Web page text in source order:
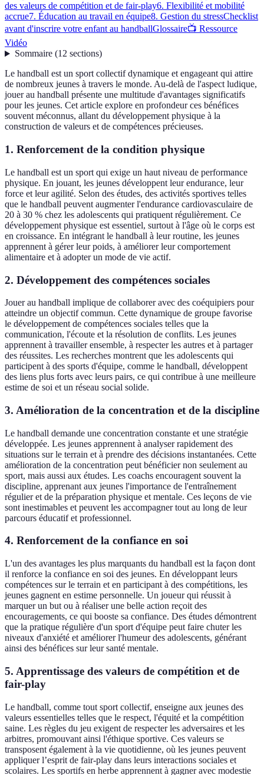
des valeurs de compétition et de fair-play6. Flexibilité et mobilité
accrue7. Éducation au travail en équipe8. Gestion du stressChecklist
avant d'inscrire votre enfant au handballGlossaire📺 Ressource
Vidéo
Sommaire(12 sections)
Le handball est un sport collectif dynamique et engageant qui attire
de nombreux jeunes à travers le monde. Au-delà de l'aspect ludique,
jouer au handball présente une multitude d'avantages significatifs
pour les jeunes. Cet article explore en profondeur ces bénéfices
souvent méconnus, allant du développement physique à la
construction de valeurs et de compétences précieuses.
1. Renforcement de la condition physique
Le handball est un sport qui exige un haut niveau de performance
physique. En jouant, les jeunes développent leur endurance, leur
force et leur agilité. Selon des études, des activités sportives telles
que le handball peuvent augmenter l'endurance cardiovasculaire de
20 à 30 % chez les adolescents qui pratiquent régulièrement. Ce
développement physique est essentiel, surtout à l'âge où le corps est
en croissance. En intégrant le handball à leur routine, les jeunes
apprennent à gérer leur poids, à améliorer leur comportement
alimentaire et à adopter un mode de vie actif.
2. Développement des compétences sociales
Jouer au handball implique de collaborer avec des coéquipiers pour
atteindre un objectif commun. Cette dynamique de groupe favorise
le développement de compétences sociales telles que la
communication, l'écoute et la résolution de conflits. Les jeunes
apprennent à travailler ensemble, à respecter les autres et à partager
des réussites. Les recherches montrent que les adolescents qui
participent à des sports d'équipe, comme le handball, développent
des liens plus forts avec leurs pairs, ce qui contribue à une meilleure
estime de soi et un réseau social solide.
3. Amélioration de la concentration et de la discipline
Le handball demande une concentration constante et une stratégie
développée. Les jeunes apprennent à analyser rapidement des
situations sur le terrain et à prendre des décisions instantanées. Cette
amélioration de la concentration peut bénéficier non seulement au
sport, mais aussi aux études. Les coachs encouragent souvent la
discipline, apprenant aux jeunes l'importance de l'entraînement
régulier et de la préparation physique et mentale. Ces leçons de vie
sont inestimables et peuvent les accompagner tout au long de leur
parcours éducatif et professionnel.
4. Renforcement de la confiance en soi
L'un des avantages les plus marquants du handball est la façon dont
il renforce la confiance en soi des jeunes. En développant leurs
compétences sur le terrain et en participant à des compétitions, les
jeunes gagnent en estime personnelle. Un joueur qui réussit à
marquer un but ou à réaliser une belle action reçoit des
encouragements, ce qui booste sa confiance. Des études démontrent
que la pratique régulière d'un sport d'équipe peut faire chuter les
niveaux d'anxiété et améliorer l'humeur des adolescents, générant
ainsi des bénéfices sur leur santé mentale.
5. Apprentissage des valeurs de compétition et de
fair-play
Le handball, comme tout sport collectif, enseigne aux jeunes des
valeurs essentielles telles que le respect, l'équité et la compétition
saine. Les règles du jeu exigent de respecter les adversaires et les
arbitres, promouvant ainsi l'éthique sportive. Ces valeurs se
transposent également à la vie quotidienne, où les jeunes peuvent
appliquer l’esprit de fair-play dans leurs interactions sociales et
scolaires. Les sportifs en herbe apprennent à gagner avec modestie